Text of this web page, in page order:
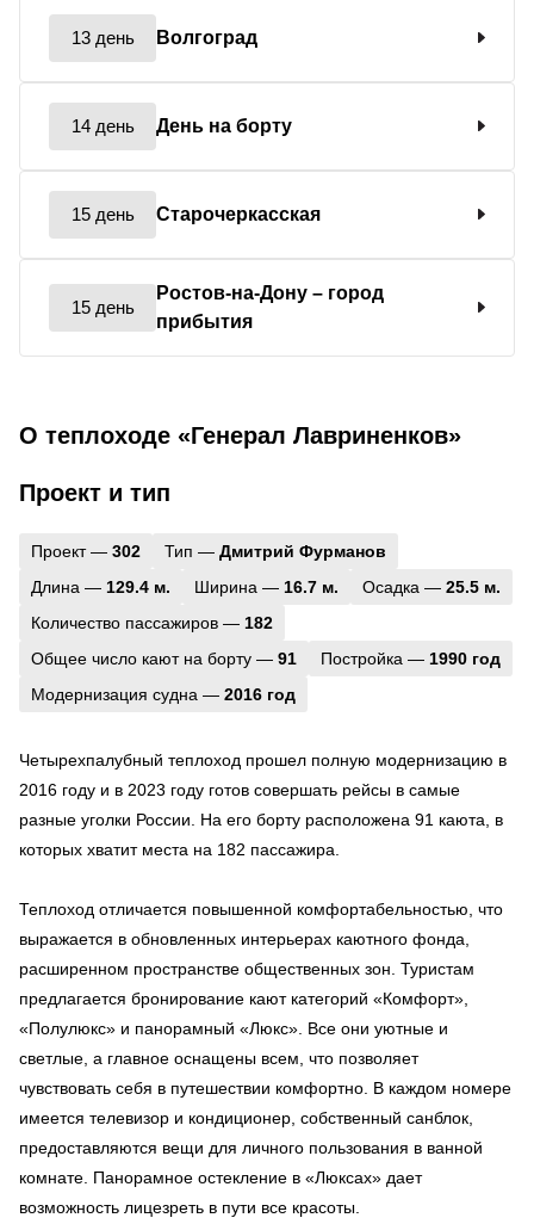
13 день Волгоград
14 день День на борту
15 день Старочеркасская
15 день
Ростов-на-Дону – город
прибытия
О теплоходе «Генерал Лавриненков»
Проект и тип
Проект — 302 Тип — Дмитрий Фурманов
Длина — 129.4 м. Ширина — 16.7 м. Осадка — 25.5 м.
Количество пассажиров — 182
Общее число кают на борту — 91 Постройка — 1990 год
Модернизация судна — 2016 год
Четырехпалубный теплоход прошел полную модернизацию в
2016 году и в 2023 году готов совершать рейсы в самые
разные уголки России. На его борту расположена 91 каюта, в
которых хватит места на 182 пассажира.
Теплоход отличается повышенной комфортабельностью, что
выражается в обновленных интерьерах каютного фонда,
расширенном пространстве общественных зон. Туристам
предлагается бронирование кают категорий «Комфорт»,
«Полулюкс» и панорамный «Люкс». Все они уютные и
светлые, а главное оснащены всем, что позволяет
чувствовать себя в путешествии комфортно. В каждом номере
имеется телевизор и кондиционер, собственный санблок,
предоставляются вещи для личного пользования в ванной
комнате. Панорамное остекление в «Люксах» дает
возможность лицезреть в пути все красоты.